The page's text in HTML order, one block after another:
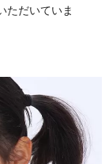
ただいていま